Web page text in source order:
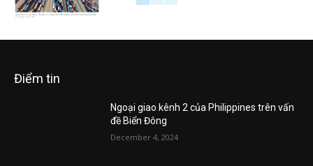
Điểm tin
Ngoại giao kênh 2 của Philippines trên vấn
đề Biển Đông
December 4, 2024